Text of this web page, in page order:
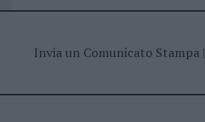
Invia un Comunicato Stampa|